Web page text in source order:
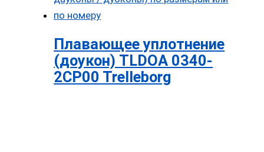
Плавающее уплотнение
(доукон) TLDOA 0340-
2CP00 Trelleborg